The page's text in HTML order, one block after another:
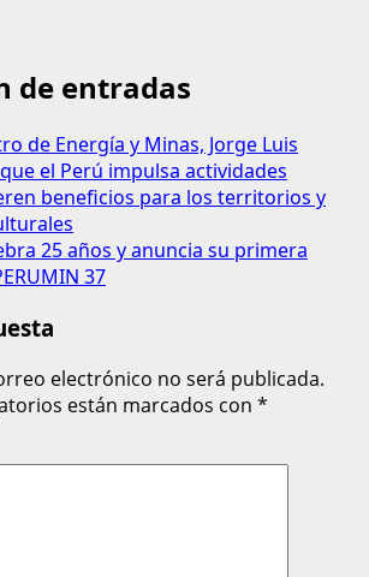
de entradas
de Energía y Minas, Jorge Luis
el Perú impulsa actividades
beneficios para los territorios y
25 años y anuncia su primera
37
electrónico no será publicada.
están marcados con *